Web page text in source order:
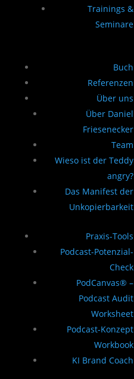
Trainings &
Seminare
Buch
Referenzen
Über uns
Über Daniel
Friesenecker
Team
Wieso ist der Teddy
angry?
Das Manifest der
Unkopierbarkeit
Praxis-Tools
Podcast-Potenzial-
Check
PodCanvas® –
Podcast Audit
Worksheet
Podcast-Konzept
Workbook
KI Brand Coach